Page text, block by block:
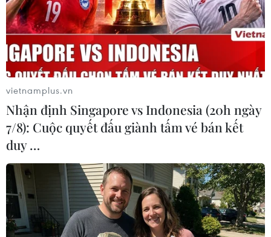
nước đánh giá cao.
Để thực hiện thành công những chuyến bay đưa
công dân về nước nêu trên, có sự đóng góp
thầm lặng nhưng rất quan trọng của các cán bộ
ngoại giao làm công tác bảo hộ công dân ở trong
và ngoài nước. Đã có những thời điểm, tất cả
các đơn vị liên quan của Bộ Ngoại giao nói
riêng và của Chính phủ nói chung đều được đặt
ở chế độ “trực chiến.”
Các ban, ngành liên quan luôn có cán bộ túc
trực gần như 24/24 giờ, ban ngày theo dõi thông
tin trong và ngoài nước, tham gia Ban Chỉ đạo
phòng, chống COVID-19 ở các cấp, đến đêm kết
vietnamplus.vn
Nhận định Singapore vs Indonesia (20h ngày
7/8): Cuộc quyết đấu giành tấm vé bán kết
duy …